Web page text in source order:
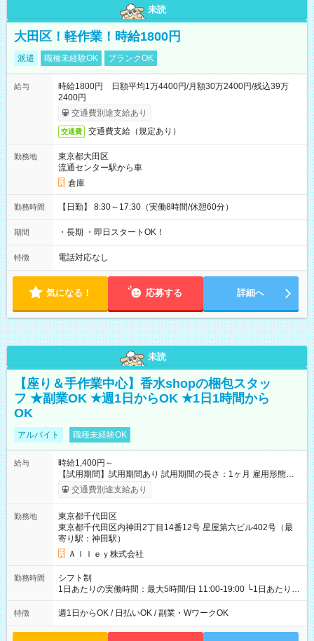
未読
大田区！軽作業！時給1800円
派遣 職種未経験OK ブランクOK
給与
時給1800円 日額平均1万4400円/月額30万2400円/残込39万
2400円
交通費別途支給あり
交通費 交通費支給（規定あり）
勤務地
東京都大田区
流通センター駅から車
倉庫
勤務時間 【日勤】 8:30～17:30（実働8時間/休憩60分）
期間 ・長期 ・即日スタートOK！
特徴 電話対応なし
気になる！ 応募する 詳細へ
未読
【座り＆手作業中心】香水shopの梱包スタッ
フ ★副業OK ★週1日からOK ★1日1時間から
OK
アルバイト 職種未経験OK
給与
時給1,400円～
【試用期間】試用期間あり 試用期間の長さ：1ヶ月 雇用形態、
給与は本採用時と同じです。
交通費別途支給あり
勤務地
東京都千代田区
東京都千代田区内神田2丁目14番12号 星屋第六ビル402号（最
寄り駅：神田駅）
Ａｌｌｅｙ株式会社
勤務時間
シフト制
1日あたりの実働時間：最大5時間/日 11:00-19:00 └1日あたりの
実働時間：1-5時間 └上記の時間帯内であれば、いつでも勤務可
能！ └平日・土曜日の中で、お好きな曜日でご勤務いただけま
18:00 などのように、自由な働き方が可能なお仕事です！
特徴 週1日からOK / 日払いOK / 副業・WワークOK